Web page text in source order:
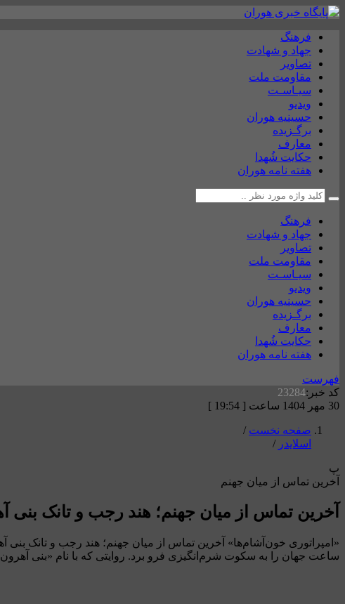
فرهنگ
جهاد و شهادت
تصاویر
مقاومت ملت
سیـاسـت
ویدیو
حسینیه هوران
برگـزیده
معارف
حکایت شُهدا
هفته نامه هوران
فرهنگ
جهاد و شهادت
تصاویر
مقاومت ملت
سیـاسـت
ویدیو
حسینیه هوران
برگـزیده
معارف
حکایت شُهدا
هفته نامه هوران
فهرست
کد خبر:23284
30 مهر 1404 ساعت [ 19:54 ]
صفحه نخست /
اسلایدر /
پ
آخرین تماس از میان جهنم
آخرین تماس از میان جهنم؛ هند رجب و تانک بنی
«امپراتوری خون‌آشام‌ها» آخرین تماس از میان جهنم؛ هند رجب و تانک
ساعت جهان را به سکوت شرم‌انگیزی فرو برد. روایتی که با نام «بنی